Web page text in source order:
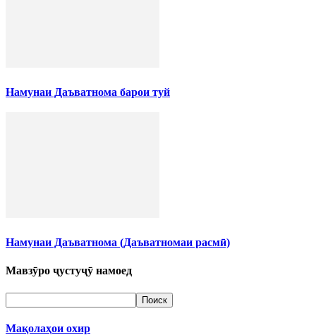
Намунаи Даъватнома барои туй
Намунаи Даъватнома (Даъватномаи расмӣ)
Мавзӯро ҷустуҷӯ намоед
Мақолаҳои охир